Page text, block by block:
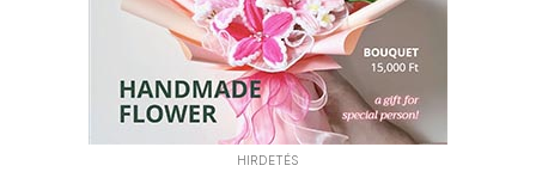
HIRDETÉS